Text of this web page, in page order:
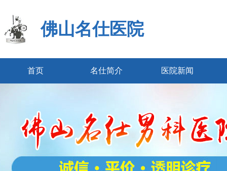
佛山名仕医院
首页 名仕简介 医院新闻